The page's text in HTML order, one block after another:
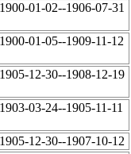
1900-01-02--1906-07-31
1900-01-05--1909-11-12
1905-12-30--1908-12-19
1903-03-24--1905-11-11
1905-12-30--1907-10-12